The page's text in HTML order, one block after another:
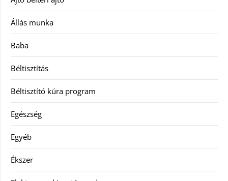
Állás munka
Baba
Béltisztítás
Béltisztító kúra program
Egészség
Egyéb
Ékszer